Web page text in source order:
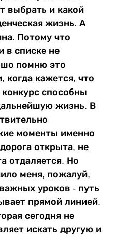
выбрать и какой
жизнь. А
Потому что
в списке не
помню это
кажется, что
способны
жизнь. В
моменты именно
открыта, не
отдаляется. Но
меня, пожалуй,
уроков - путь
прямой линией.
сегодня не
искать другую и